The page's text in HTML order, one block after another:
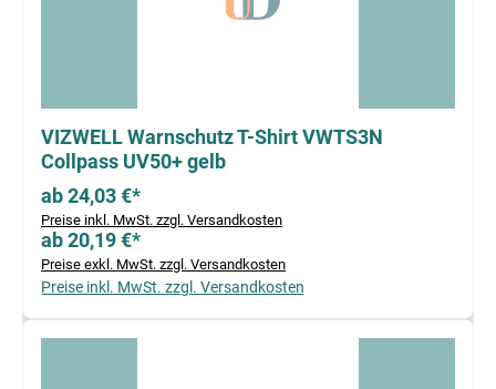
VIZWELL Warnschutz T-Shirt VWTS3N
Collpass UV50+ gelb
ab 24,03 €*
Preise inkl. MwSt. zzgl. Versandkosten
ab 20,19 €*
Preise exkl. MwSt. zzgl. Versandkosten
Preise inkl. MwSt. zzgl. Versandkosten